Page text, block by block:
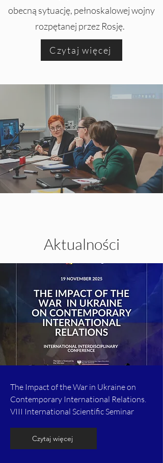
obecną sytuację, pełnoskalowej wojny
rozpętanej przez Rosję.
Czytaj więcej
Aktualności
The Impact of the War in Ukraine on
Contemporary International Relations.
VIII International Scientific Seminar
Czytaj więcej